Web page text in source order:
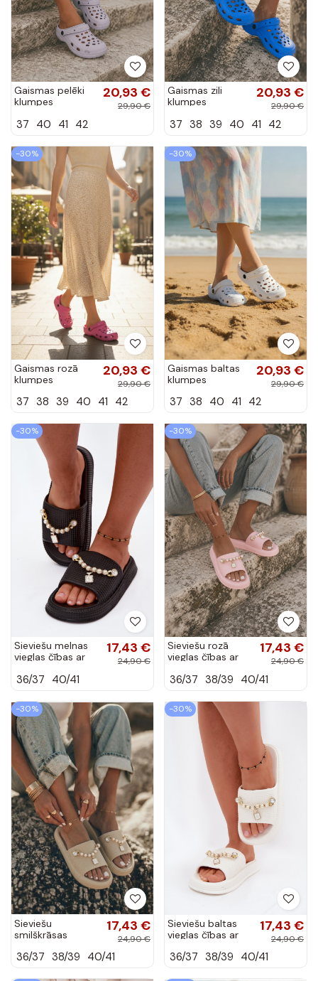
Gaismas pelēki
klumpes
20,93 €
29,90 €
37 40 41 42
Gaismas zili
klumpes
20,93 €
29,90 €
37 38 39 40 41 42
-30%
Gaismas rozā
klumpes
20,93 €
29,90 €
37 38 39 40 41 42
-30%
Gaismas baltas
klumpes
20,93 €
29,90 €
37 38 40 41 42
-30%
Sieviešu melnas
vieglas čības ar
Rosehip
17,43 €
24,90 €
36/37 40/41
-30%
Sieviešu rozā
vieglas čības ar
Rosehip
17,43 €
24,90 €
36/37 38/39 40/41
-30%
Sieviešu
smilškrāsas
rotājumiem
17,43 €
24,90 €
36/37 38/39 40/41
-30%
Sieviešu baltas
vieglas čības ar
Rosehip
17,43 €
24,90 €
36/37 38/39 40/41